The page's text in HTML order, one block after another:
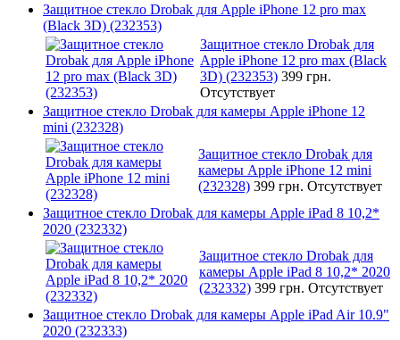
Защитное стекло Drobak для Apple iPhone 12 pro max
(Black 3D) (232353)
Защитное стекло Drobak для
Apple iPhone 12 pro max (Black
3D) (232353) 399 грн.
Отсутствует
Защитное стекло Drobak для камеры Apple iPhone 12
mini (232328)
Защитное стекло Drobak для
камеры Apple iPhone 12 mini
(232328) 399 грн. Отсутствует
Защитное стекло Drobak для камеры Apple iPad 8 10,2*
2020 (232332)
Защитное стекло Drobak для
камеры Apple iPad 8 10,2* 2020
(232332) 399 грн. Отсутствует
Защитное стекло Drobak для камеры Apple iPad Air 10.9"
2020 (232333)